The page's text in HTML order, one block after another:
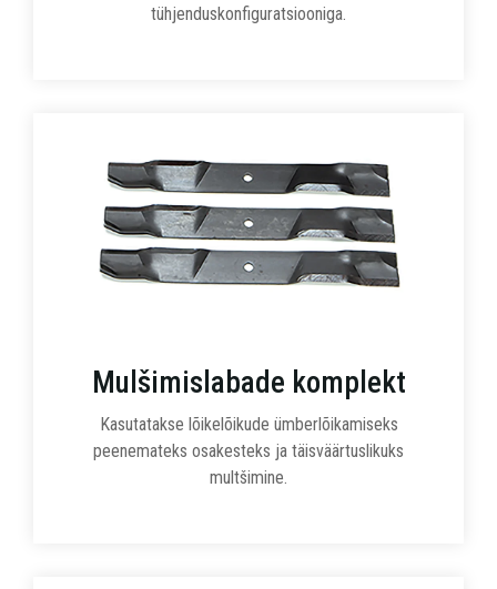
tühjenduskonfiguratsiooniga.
Mulšimislabade komplekt
Kasutatakse lõikelõikude ümberlõikamiseks
peenemateks osakesteks ja täisväärtuslikuks
multšimine.